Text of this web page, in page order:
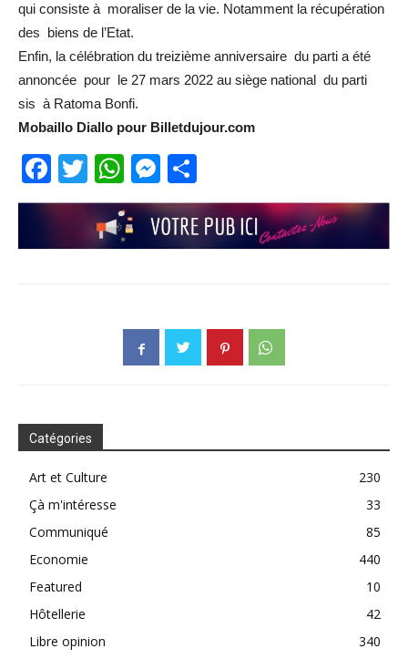
qui consiste à moraliser de la vie. Notamment la récupération
des biens de l’Etat.
Enfin, la célébration du treizième anniversaire du parti a été
annoncée pour le 27 mars 2022 au siège national du parti
sis à Ratoma Bonfi.
Mobaillo Diallo pour Billetdujour.com
Facebook
TwitterWhatsApp
Messenger
Catégories
Art et Culture
230
Çà m'intéresse
33
Communiqué
85
Economie
440
Featured
10
Hôtellerie
42
Libre opinion
340